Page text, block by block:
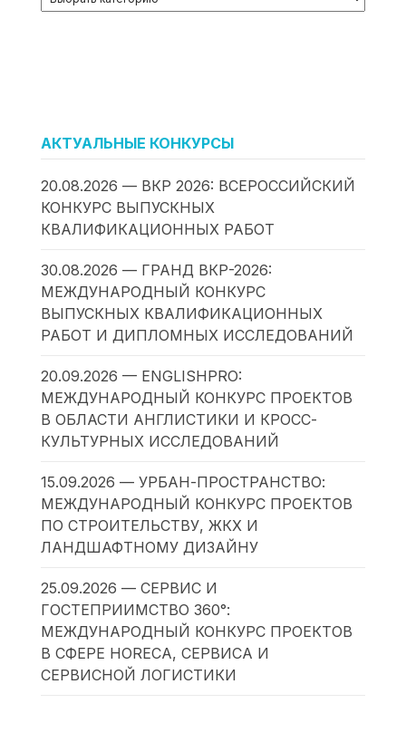
АКТУАЛЬНЫЕ КОНКУРСЫ
20.08.2026 — ВКР 2026: ВСЕРОССИЙСКИЙ
КОНКУРС ВЫПУСКНЫХ
КВАЛИФИКАЦИОННЫХ РАБОТ
30.08.2026 — ГРАНД ВКР-2026:
МЕЖДУНАРОДНЫЙ КОНКУРС
ВЫПУСКНЫХ КВАЛИФИКАЦИОННЫХ
РАБОТ И ДИПЛОМНЫХ ИССЛЕДОВАНИЙ
20.09.2026 — ENGLISHPRO:
МЕЖДУНАРОДНЫЙ КОНКУРС ПРОЕКТОВ
В ОБЛАСТИ АНГЛИСТИКИ И КРОСС-
КУЛЬТУРНЫХ ИССЛЕДОВАНИЙ
15.09.2026 — УРБАН-ПРОСТРАНСТВО:
МЕЖДУНАРОДНЫЙ КОНКУРС ПРОЕКТОВ
ПО СТРОИТЕЛЬСТВУ, ЖКХ И
ЛАНДШАФТНОМУ ДИЗАЙНУ
25.09.2026 — СЕРВИС И
ГОСТЕПРИИМСТВО 360°:
МЕЖДУНАРОДНЫЙ КОНКУРС ПРОЕКТОВ
В СФЕРЕ HORECA, СЕРВИСА И
СЕРВИСНОЙ ЛОГИСТИКИ